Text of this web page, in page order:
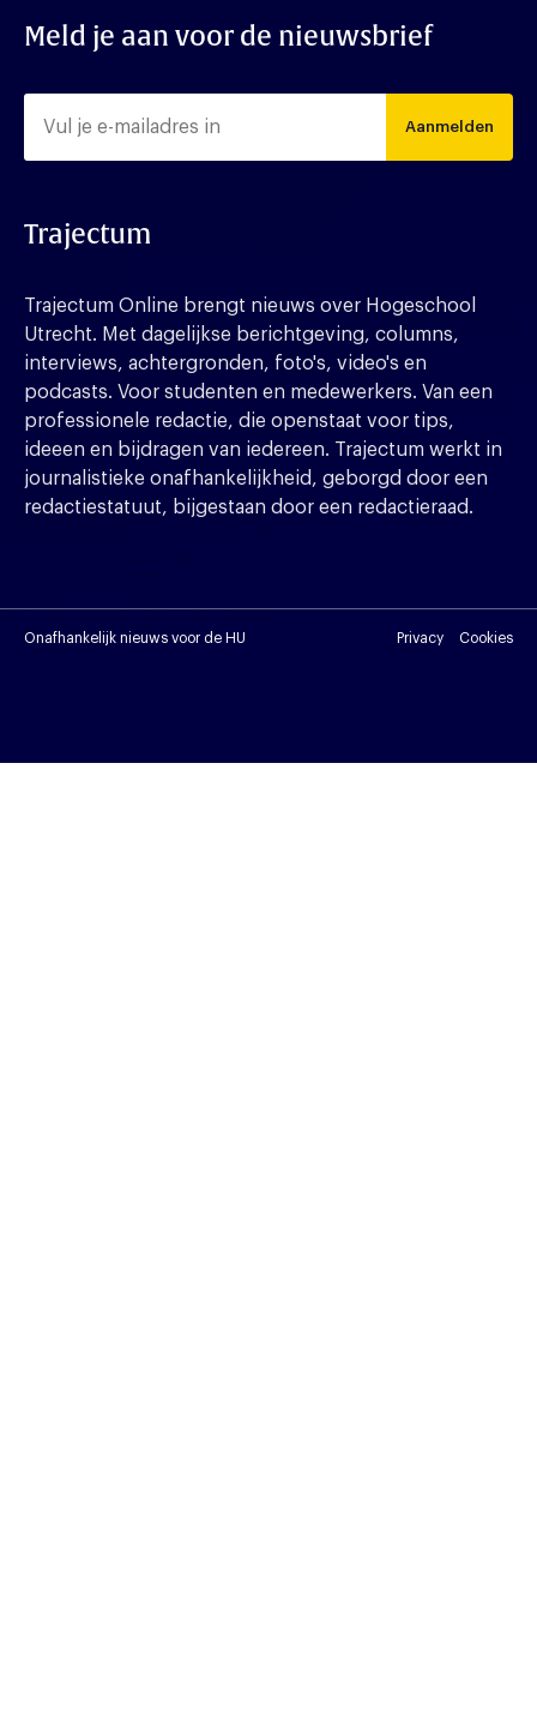
Meld je aan voor de nieuwsbrief
Aanmelden
Trajectum
Trajectum Online brengt nieuws over Hogeschool
Utrecht. Met dagelijkse berichtgeving, columns,
interviews, achtergronden, foto's, video's en
podcasts. Voor studenten en medewerkers. Van een
professionele redactie, die openstaat voor tips,
ideeen en bijdragen van iedereen. Trajectum werkt in
journalistieke onafhankelijkheid, geborgd door een
redactiestatuut, bijgestaan door een redactieraad.
Onafhankelijk nieuws voor de HU Privacy Cookies